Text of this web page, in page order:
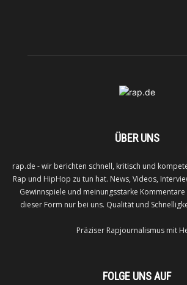
ÜBER UNS
rap.de - wir berichten schnell, kritisch und
Rap und HipHop zu tun hat. News, Videos,
Gewinnspiele und meinungsstarke
dieser Form nur bei uns. Qualität und
Präziser Rapjournalismus mit
FOLGE UNS AUF